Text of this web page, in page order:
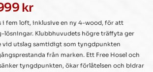
kr
i fem loft, inklusive en ny 4-wood, för att
lösningar. Klubbhuvudets högre träffyta ger
vid utslag samtidigt som tyngdpunkten
från marken. Ett Free Hosel och
tyngdpunkten, ökar förlåtelsen och bidrar